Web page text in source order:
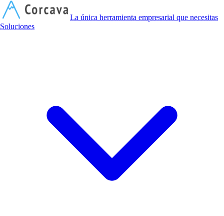
La única herramienta empresarial que necesitas
Soluciones